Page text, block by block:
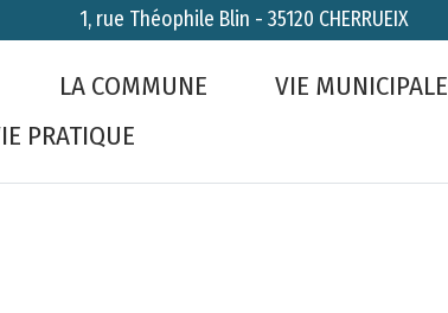
1, rue Théophile Blin - 35120 CHERRUEIX
LA COMMUNE
VIE MUNICIPALE
PRATIQUE